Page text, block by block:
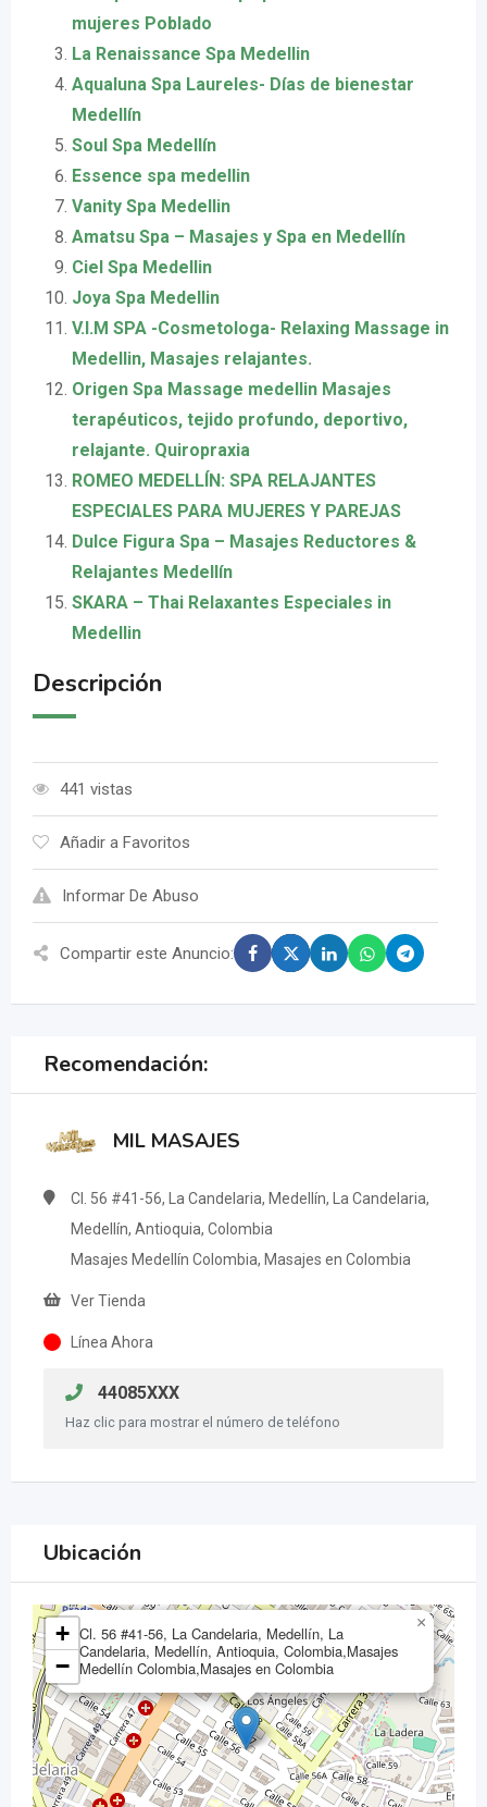
mujeres Poblado
La Renaissance Spa Medellin
Aqualuna Spa Laureles- Días de bienestar
Medellín
Soul Spa Medellín
Essence spa medellin
Vanity Spa Medellin
Amatsu Spa – Masajes y Spa en Medellín
Ciel Spa Medellin
Joya Spa Medellin
V.I.M SPA -Cosmetologa- Relaxing Massage in
Medellin, Masajes relajantes.
Origen Spa Massage medellin Masajes
terapéuticos, tejido profundo, deportivo,
relajante. Quiropraxia
ROMEO MEDELLÍN: SPA RELAJANTES
ESPECIALES PARA MUJERES Y PAREJAS
Dulce Figura Spa – Masajes Reductores &
Relajantes Medellín
SKARA – Thai Relaxantes Especiales in
Medellin
Descripción
441 vistas
Añadir a Favoritos
Informar De Abuso
Compartir este Anuncio:
Recomendación:
MIL MASAJES
Cl. 56 #41-56, La Candelaria, Medellín, La Candelaria,
Medellín, Antioquia, Colombia
Masajes Medellín Colombia, Masajes en Colombia
Ver Tienda
Línea Ahora
44085XXX
Haz clic para mostrar el número de teléfono
Ubicación
Cl. 56 #41-56, La Candelaria, Medellín, La
Candelaria, Medellín, Antioquia, Colombia,Masajes
Medellín Colombia,Masajes en Colombia
×
+
−